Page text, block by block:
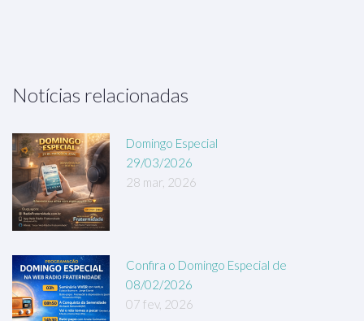
Notícias relacionadas
Domingo Especial
29/03/2026
28 mar, 2026
Confira o Domingo Especial de
08/02/2026
07 fev, 2026